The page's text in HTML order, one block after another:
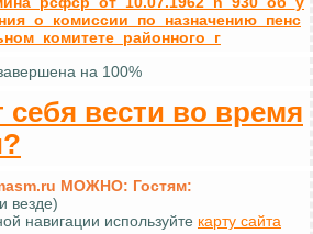
на 100%
себя вести во время
МОЖНО: Гостям:
везде)
навигации используйте карту сайта